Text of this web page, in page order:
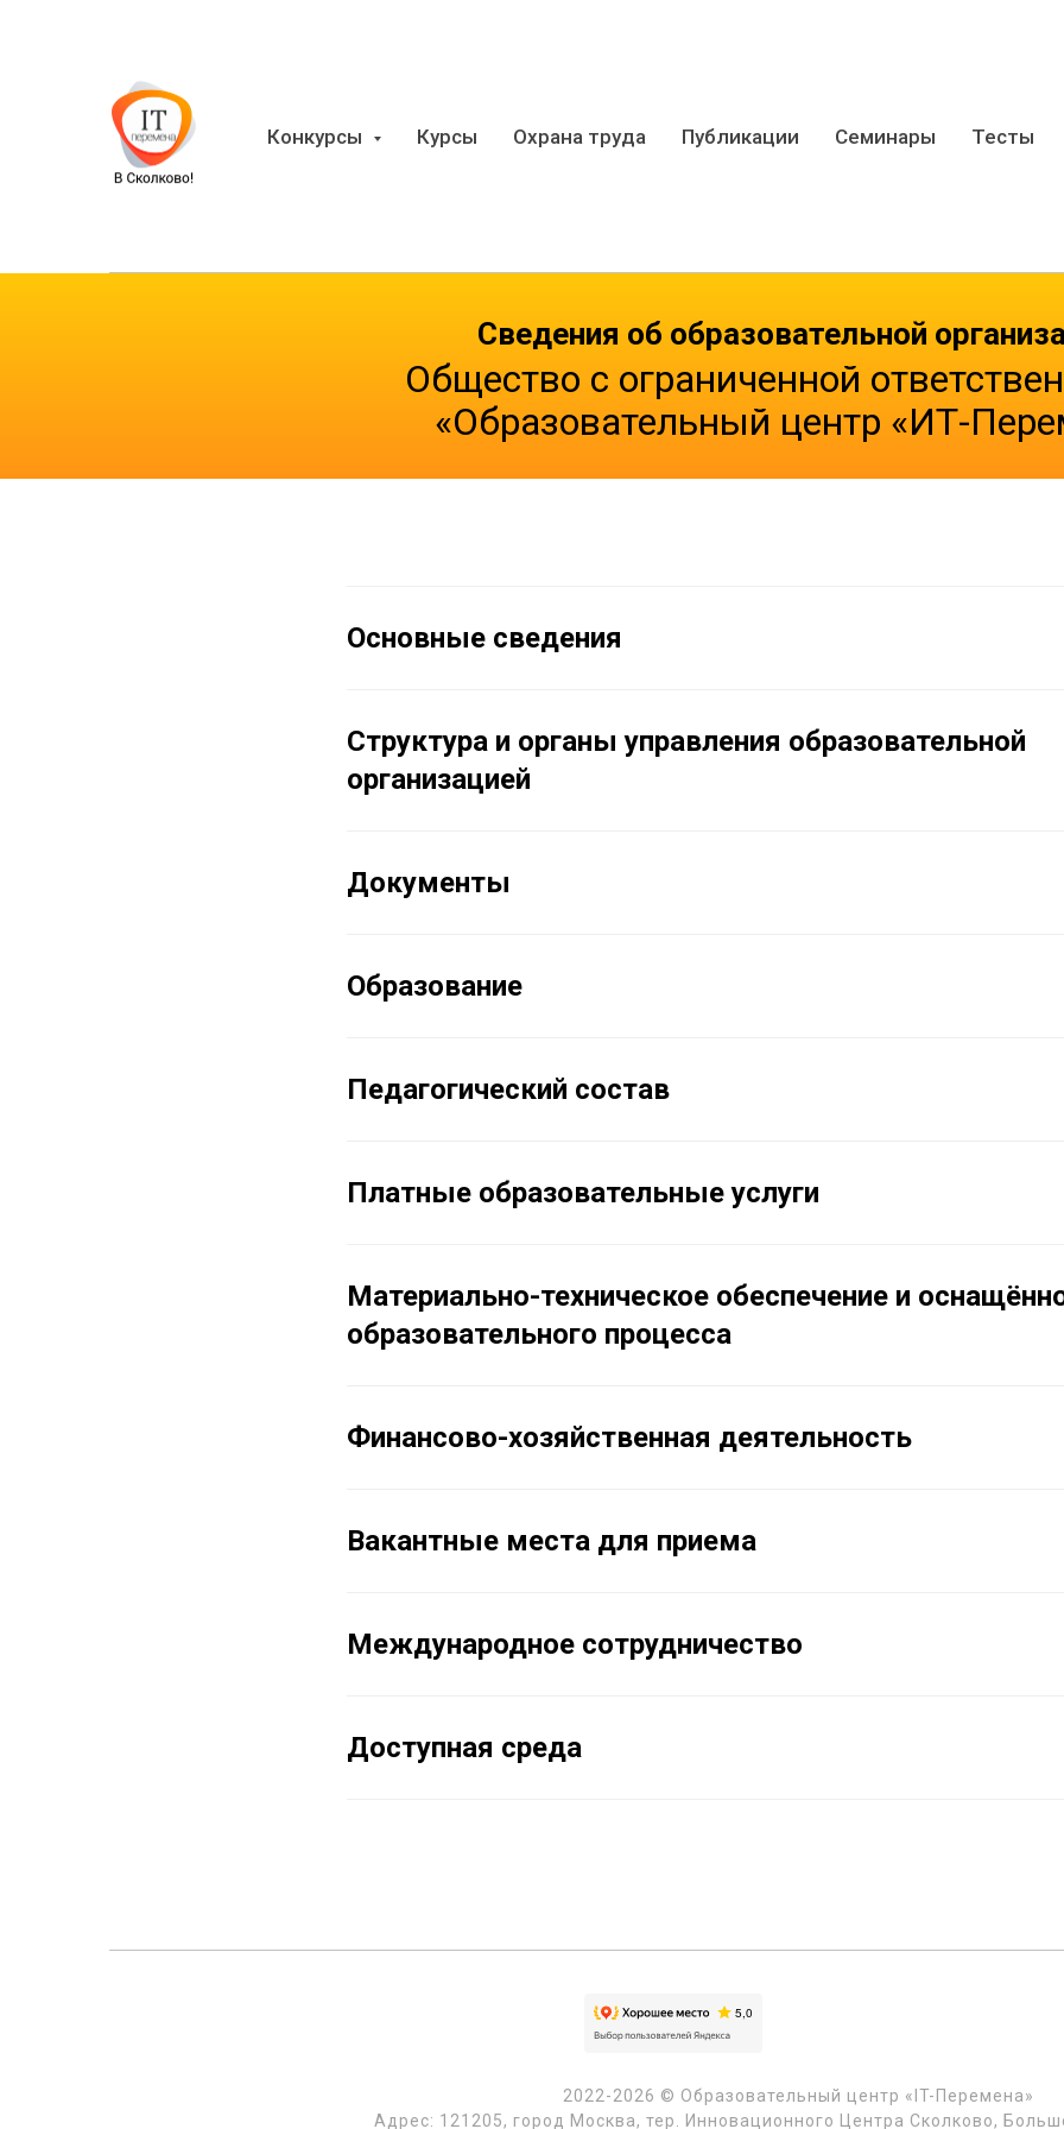
Конкурсы Курсы Охрана труда Публикации Семинары Тесты
Сведения об образовательной
Общество с ограниченной
«Образовательный центр «ИТ-
Основные сведения
Структура и органы управления образовательной
организацией
Документы
Образование
Педагогический состав
Платные образовательные услуги
Материально-техническое обеспечение и
образовательного процесса
Финансово-хозяйственная деятельность
Вакантные места для приема
Международное сотрудничество
Доступная среда
2022-2026 © Образовательный центр «IT-Перемена»
Адрес: 121205, город Москва, тер. Инновационного Центра Сколково,